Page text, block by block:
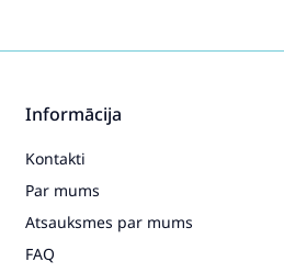
Informācija
Kontakti
Par mums
Atsauksmes par mums
FAQ